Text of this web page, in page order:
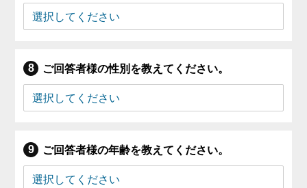
ご回答者様の性別を教えてください。
ご回答者様の年齢を教えてください。